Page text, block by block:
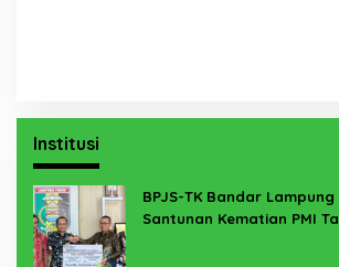
Institusi
BPJS-TK Bandar
Santunan Kematian PMI